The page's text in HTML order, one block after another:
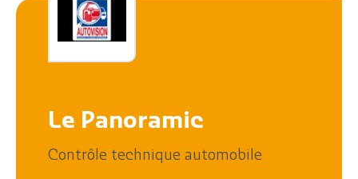
Le Panoramic
Contrôle technique automobile